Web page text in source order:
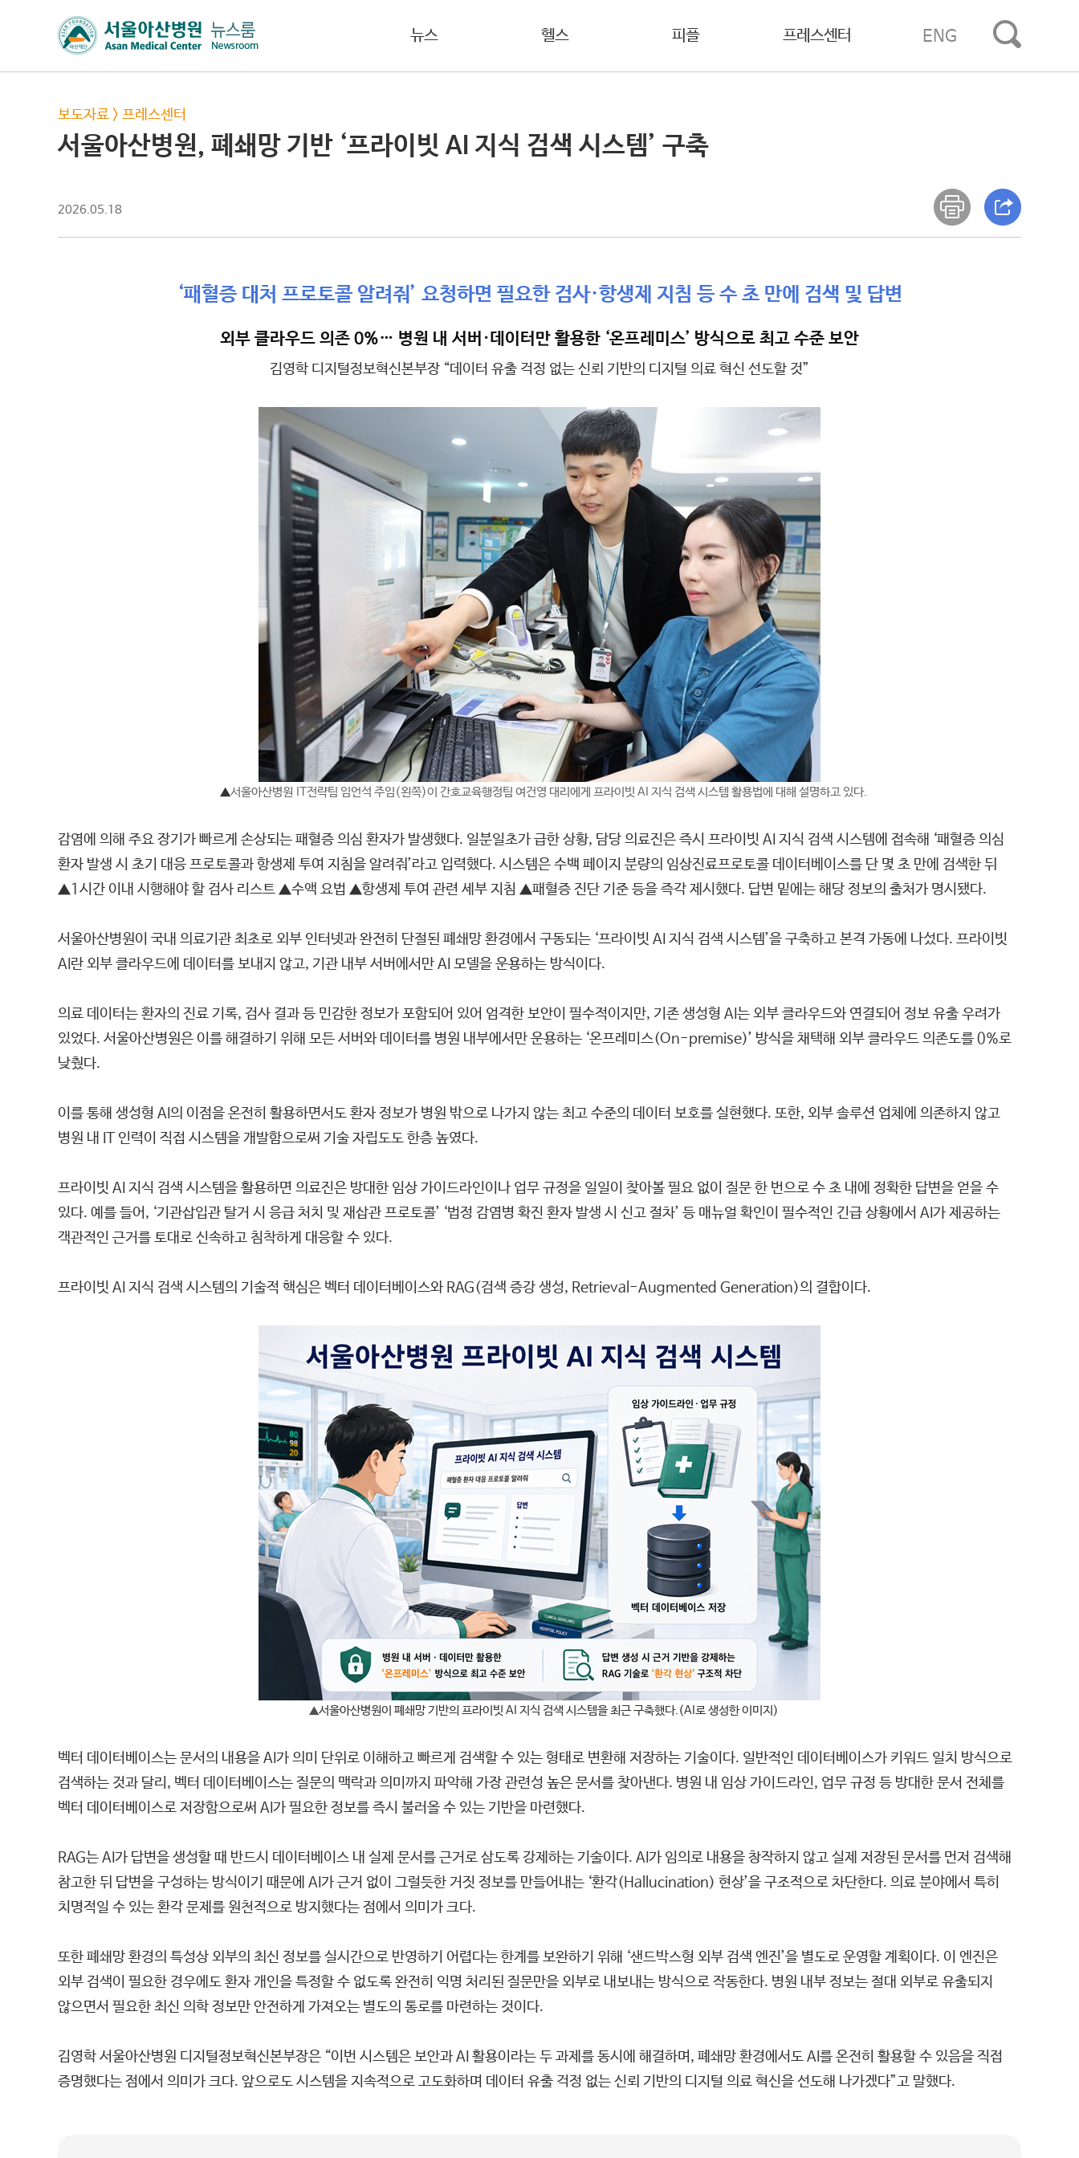
뉴스 헬스 피플 프레스센터 ENG
보도자료 > 프레스센터
서울아산병원, 폐쇄망 기반 ‘프라이빗 AI 지식 검색 시스템’ 구축
2026.05.18
‘패혈증 대처 프로토콜 알려줘’ 요청하면 필요한 검사·항생제 지침 등 수 초 만에 검색 및 답변
외부 클라우드 의존 0%… 병원 내 서버·데이터만 활용한 ‘온프레미스’ 방식으로 최고 수준 보안
김영학 디지털정보혁신본부장 “데이터 유출 걱정 없는 신뢰 기반의 디지털 의료 혁신 선도할 것”
▲서울아산병원 IT전략팀 임언석 주임(왼쪽)이 간호교육행정팀 여건영 대리에게 프라이빗 AI 지식 검색 시스템 활용법에 대해 설명하고 있다.
감염에 의해 주요 장기가 빠르게 손상되는 패혈증 의심 환자가 발생했다. 일분일초가 급한 상황, 담당 의료진은 즉시 프라이빗 AI 지식 검색 시스템에 접속해 ‘패혈증 의심
환자 발생 시 초기 대응 프로토콜과 항생제 투여 지침을 알려줘’라고 입력했다. 시스템은 수백 페이지 분량의 임상진료프로토콜 데이터베이스를 단 몇 초 만에 검색한 뒤
▲1시간 이내 시행해야 할 검사 리스트 ▲수액 요법 ▲항생제 투여 관련 세부 지침 ▲패혈증 진단 기준 등을 즉각 제시했다. 답변 밑에는 해당 정보의 출처가 명시됐다.
서울아산병원이 국내 의료기관 최초로 외부 인터넷과 완전히 단절된 폐쇄망 환경에서 구동되는 ‘프라이빗 AI 지식 검색 시스템’을 구축하고 본격 가동에 나섰다. 프라이빗
AI란 외부 클라우드에 데이터를 보내지 않고, 기관 내부 서버에서만 AI 모델을 운용하는 방식이다.
의료 데이터는 환자의 진료 기록, 검사 결과 등 민감한 정보가 포함되어 있어 엄격한 보안이 필수적이지만, 기존 생성형 AI는 외부 클라우드와 연결되어 정보 유출 우려가
있었다. 서울아산병원은 이를 해결하기 위해 모든 서버와 데이터를 병원 내부에서만 운용하는 ‘온프레미스(On-premise)’ 방식을 채택해 외부 클라우드 의존도를 0%로
낮췄다.
이를 통해 생성형 AI의 이점을 온전히 활용하면서도 환자 정보가 병원 밖으로 나가지 않는 최고 수준의 데이터 보호를 실현했다. 또한, 외부 솔루션 업체에 의존하지 않고
병원 내 IT 인력이 직접 시스템을 개발함으로써 기술 자립도도 한층 높였다.
프라이빗 AI 지식 검색 시스템을 활용하면 의료진은 방대한 임상 가이드라인이나 업무 규정을 일일이 찾아볼 필요 없이 질문 한 번으로 수 초 내에 정확한 답변을 얻을 수
있다. 예를 들어, ‘기관삽입관 탈거 시 응급 처치 및 재삽관 프로토콜’ ‘법정 감염병 확진 환자 발생 시 신고 절차’ 등 매뉴얼 확인이 필수적인 긴급 상황에서 AI가 제공하는
객관적인 근거를 토대로 신속하고 침착하게 대응할 수 있다.
프라이빗 AI 지식 검색 시스템의 기술적 핵심은 벡터 데이터베이스와 RAG(검색 증강 생성, Retrieval-Augmented Generation)의 결합이다.
▲서울아산병원이 폐쇄망 기반의 프라이빗 AI 지식 검색 시스템을 최근 구축했다.(AI로 생성한 이미지)
벡터 데이터베이스는 문서의 내용을 AI가 의미 단위로 이해하고 빠르게 검색할 수 있는 형태로 변환해 저장하는 기술이다. 일반적인 데이터베이스가 키워드 일치 방식으로
검색하는 것과 달리, 벡터 데이터베이스는 질문의 맥락과 의미까지 파악해 가장 관련성 높은 문서를 찾아낸다. 병원 내 임상 가이드라인, 업무 규정 등 방대한 문서 전체를
벡터 데이터베이스로 저장함으로써 AI가 필요한 정보를 즉시 불러올 수 있는 기반을 마련했다.
RAG는 AI가 답변을 생성할 때 반드시 데이터베이스 내 실제 문서를 근거로 삼도록 강제하는 기술이다. AI가 임의로 내용을 창작하지 않고 실제 저장된 문서를 먼저 검색해
참고한 뒤 답변을 구성하는 방식이기 때문에 AI가 근거 없이 그럴듯한 거짓 정보를 만들어내는 ‘환각(Hallucination) 현상’을 구조적으로 차단한다. 의료 분야에서 특히
치명적일 수 있는 환각 문제를 원천적으로 방지했다는 점에서 의미가 크다.
또한 폐쇄망 환경의 특성상 외부의 최신 정보를 실시간으로 반영하기 어렵다는 한계를 보완하기 위해 ‘샌드박스형 외부 검색 엔진’을 별도로 운영할 계획이다. 이 엔진은
외부 검색이 필요한 경우에도 환자 개인을 특정할 수 없도록 완전히 익명 처리된 질문만을 외부로 내보내는 방식으로 작동한다. 병원 내부 정보는 절대 외부로 유출되지
않으면서 필요한 최신 의학 정보만 안전하게 가져오는 별도의 통로를 마련하는 것이다.
김영학 서울아산병원 디지털정보혁신본부장은 “이번 시스템은 보안과 AI 활용이라는 두 과제를 동시에 해결하며, 폐쇄망 환경에서도 AI를 온전히 활용할 수 있음을 직접
증명했다는 점에서 의미가 크다. 앞으로도 시스템을 지속적으로 고도화하며 데이터 유출 걱정 없는 신뢰 기반의 디지털 의료 혁신을 선도해 나가겠다”고 말했다.